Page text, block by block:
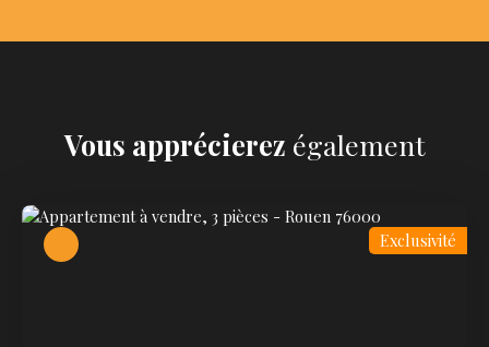
Vous apprécierez également
Exclusivité